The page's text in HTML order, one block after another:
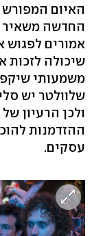
האיום
החדשה משאיר
אמורים לפגוש
שיכולה לזכות
משמעותי
שלוולטר יש
ולכן הרעיון
ההזדמנות
עסקים.